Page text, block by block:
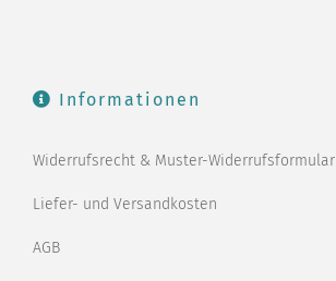
Informationen
Widerrufsrecht & Muster-Widerrufsformular
Liefer- und Versandkosten
AGB